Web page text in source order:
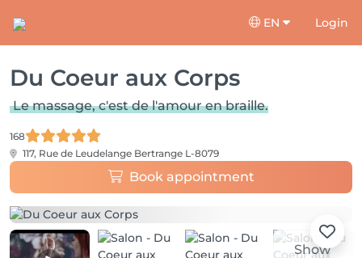
EN Login
Du Coeur aux Corps
Le massage, c'est de l'amour en braille.
168
117, Rue de Leudelange Bertrange L-8079
Book appointment
Show